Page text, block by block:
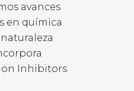
avances
en química
Inhibitors